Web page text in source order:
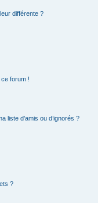
différente ?
ce forum !
liste d’amis ou d’ignorés ?
?